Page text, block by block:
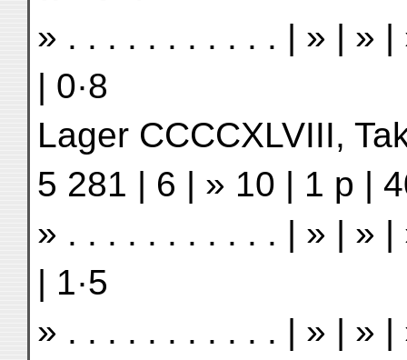
» . . . . . . . . . . . | » | » |
| 0·8
Lager CCCCXLVIII,
5 281 | 6 | » 10 | 1 p |
» . . . . . . . . . . . | » | » |
| 1·5
» . . . . . . . . . . . | » | » |